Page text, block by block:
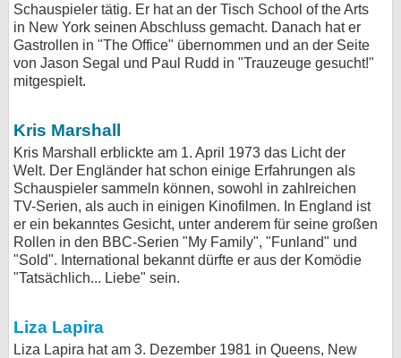
Schauspieler tätig. Er hat an der Tisch School of the Arts
in New York seinen Abschluss gemacht. Danach hat er
Gastrollen in "The Office" übernommen und an der Seite
von Jason Segal und Paul Rudd in "Trauzeuge gesucht!"
mitgespielt.
Kris Marshall
Kris Marshall erblickte am 1. April 1973 das Licht der
Welt. Der Engländer hat schon einige Erfahrungen als
Schauspieler sammeln können, sowohl in zahlreichen
TV-Serien, als auch in einigen Kinofilmen. In England ist
er ein bekanntes Gesicht, unter anderem für seine großen
Rollen in den BBC-Serien "My Family", "Funland" und
"Sold". International bekannt dürfte er aus der Komödie
"Tatsächlich... Liebe" sein.
Liza Lapira
Liza Lapira hat am 3. Dezember 1981 in Queens, New